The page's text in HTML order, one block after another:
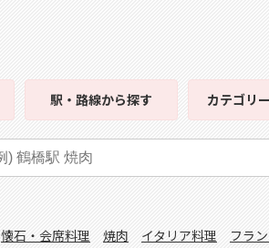
駅・路線から探す カテゴリー
懐石・会席料理 焼肉 イタリア料理 フラ